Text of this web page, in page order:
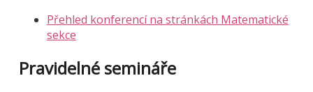
Přehled konferencí na stránkách Matematické
sekce
Pravidelné semináře